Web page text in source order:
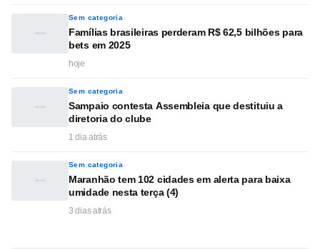
Sem categoria
Famílias brasileiras perderam R$ 62,5 bilhões para
bets em 2025
hoje
Sem categoria
Sampaio contesta Assembleia que destituiu a
diretoria do clube
1 dia atrás
Sem categoria
Maranhão tem 102 cidades em alerta para baixa
umidade nesta terça (4)
3 dias atrás